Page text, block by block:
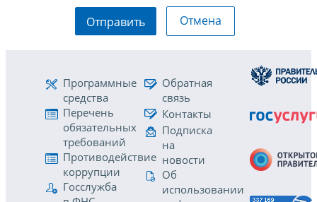
Отправить Отмена
Программные
средства
Перечень
обязательных
требований
Противодействие
коррупции
Госслужба
Обратная
связь
Контакты
Подписка
на
новости
Об
использовании